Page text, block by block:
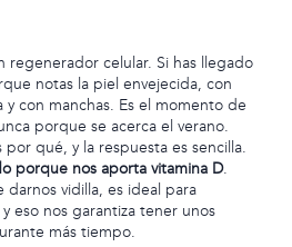
celular. Si has llegado
notas la piel envejecida, con
con manchas. Es el momento de
porque se acerca el verano.
qué, y la respuesta es sencilla.
porque nos aporta vitamina D.
darnos vidilla, es ideal para
eso nos garantiza tener unos
más tiempo.